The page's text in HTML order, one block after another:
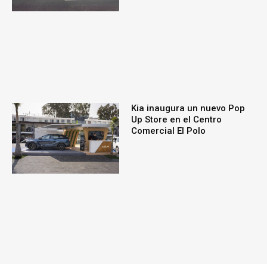
Kia inaugura un nuevo Pop
Up Store en el Centro
Comercial El Polo